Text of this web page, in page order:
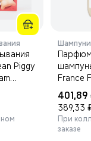
Piggy
Шампуни
France
500мл
401,89
389,33
При
заказе